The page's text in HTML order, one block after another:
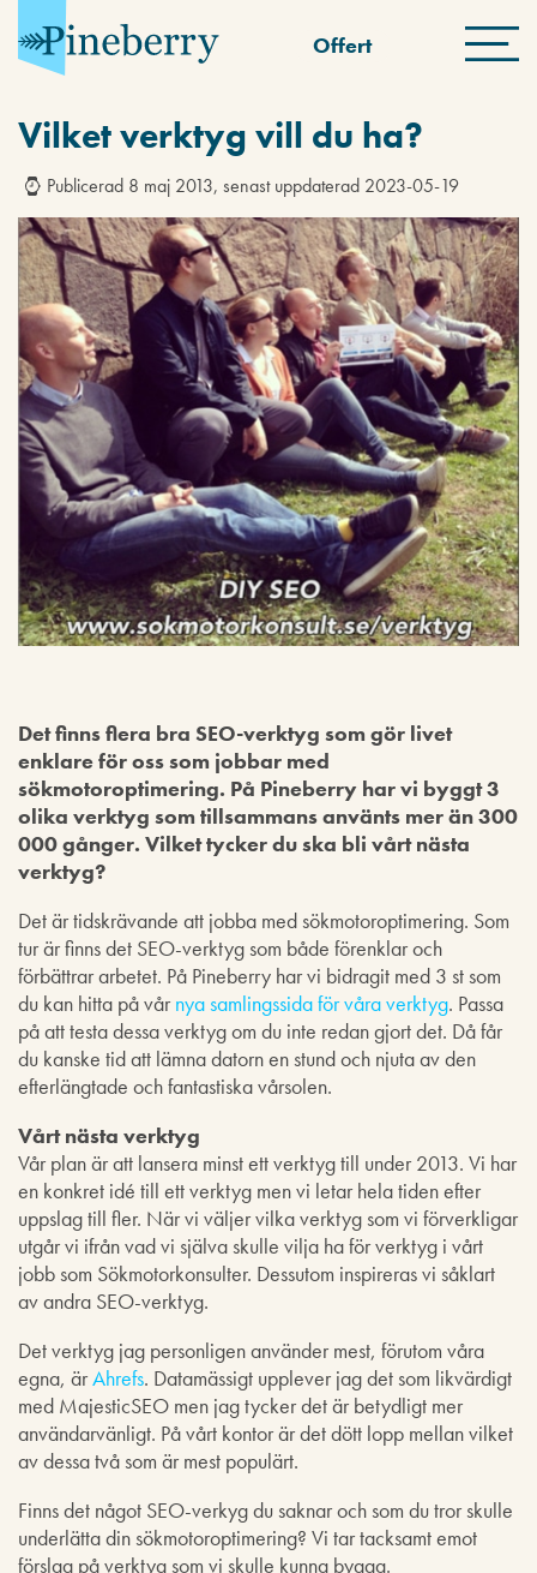
Offert
Vilket verktyg vill du ha?
Publicerad 8 maj 2013, senast uppdaterad 2023-05-19
Det finns flera bra SEO-verktyg som gör livet
enklare för oss som jobbar med
sökmotoroptimering. På Pineberry har vi byggt 3
olika verktyg som tillsammans använts mer än 300
000 gånger. Vilket tycker du ska bli vårt nästa
verktyg?
Det är tidskrävande att jobba med sökmotoroptimering. Som
tur är finns det SEO-verktyg som både förenklar och
förbättrar arbetet. På Pineberry har vi bidragit med 3 st som
du kan hitta på vår nya samlingssida för våra verktyg. Passa
på att testa dessa verktyg om du inte redan gjort det. Då får
du kanske tid att lämna datorn en stund och njuta av den
efterlängtade och fantastiska vårsolen.
Vårt nästa verktyg
Vår plan är att lansera minst ett verktyg till under 2013. Vi har
en konkret idé till ett verktyg men vi letar hela tiden efter
uppslag till fler. När vi väljer vilka verktyg som vi förverkligar
utgår vi ifrån vad vi själva skulle vilja ha för verktyg i vårt
jobb som Sökmotorkonsulter. Dessutom inspireras vi såklart
av andra SEO-verktyg.
Det verktyg jag personligen använder mest, förutom våra
egna, ärAhrefs. Datamässigt upplever jag det som likvärdigt
med MajesticSEO men jag tycker det är betydligt mer
användarvänligt. På vårt kontor är det dött lopp mellan vilket
av dessa två som är mest populärt.
Finns det något SEO-verkyg du saknar och som du tror skulle
underlätta din sökmotoroptimering? Vi tar tacksamt emot
förslag på verktyg som vi skulle kunna bygga.